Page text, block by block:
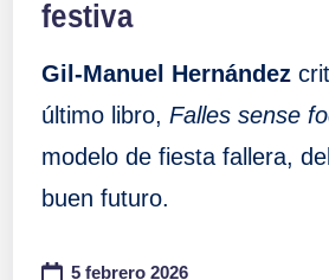
festiva
Gil-Manuel Hernández
último libro, Falles sense
modelo de fiesta fallera,
buen futuro.
5 febrero 2026